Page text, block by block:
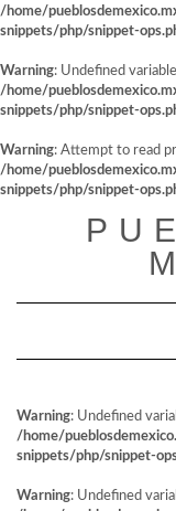
/home/
snippets/php/snippet-
Warning: Undefined
/home/
snippets/php/snippet-
Warning: Attempt to read
/home/
snippets/php/snippet-
Warning: Undefined
/home/
snippets/php/snippet-
Warning: Undefined